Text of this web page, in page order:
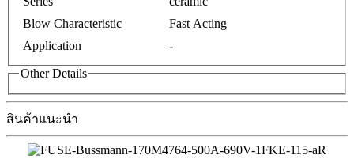
Blow Characteristic
Fast Acting
Application
-
Other Details
สินค้าแนะนำ